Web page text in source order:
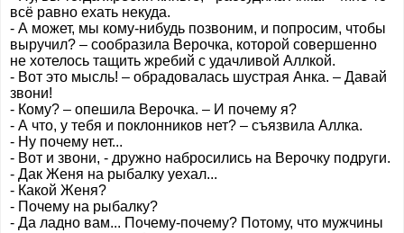
всё равно ехать некуда.
- А может, мы кому-нибудь позвоним, и попросим, чтобы
выручил? – сообразила Верочка, которой совершенно
не хотелось тащить жребий с удачливой Аллкой.
- Вот это мысль! – обрадовалась шустрая Анка. – Давай
звони!
- Кому? – опешила Верочка. – И почему я?
- А что, у тебя и поклонников нет? – съязвила Аллка.
- Ну почему нет...
- Вот и звони, - дружно набросились на Верочку подруги.
- Дак Женя на рыбалку уехал...
- Какой Женя?
- Почему на рыбалку?
- Да ладно вам... Почему-почему? Потому, что мужчины